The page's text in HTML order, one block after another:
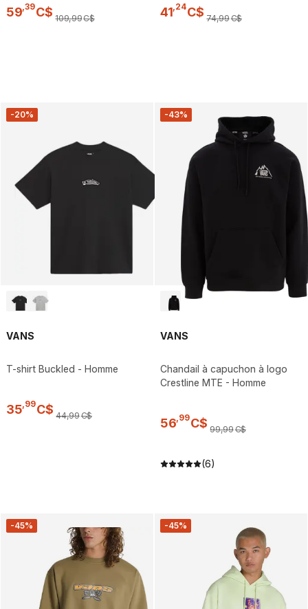
59 39C$ 109,99C$ 41 24C$ 74,99C$
-20%
VANS
T-shirt Buckled - Homme
35,99C$ 44,99C$
-43%
VANS
Chandail à capuchon à logo
Crestline MTE - Homme
56,99C$ 99,99C$
(6)
-45% -45%